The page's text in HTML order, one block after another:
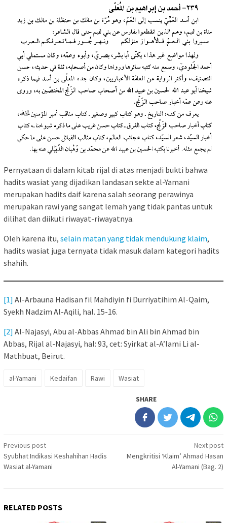
Pernyataan di dalam kitab rijal di atas menjadi bukti bahwa
hadits wasiat yang dijadikan landasan sekte al-Yamani
merupakan hadits daif karena salah seorang perawinya
merupakan rawi yang sangat lemah yang tidak pantas untuk
dilihat dan diikuti riwayat-riwayatnya.
Oleh karena itu, selain matan yang tidak mendukung klaim,
hadits wasiat juga ternyata tidak masuk dalam kategori hadits
shahih.
[1] Al-Arbauna Hadisan fil Mahdiyin fi Durriyatihim Al-Qaim,
Syekh Nadzim Al-Aqili, hal. 15-16.
[2] Al-Najasyi, Abu al-Abbas Ahmad bin Ali bin Ahmad bin
Abbas, Rijal al-Najasyi, hal: 93, cet: Syirkat al-A’lami Li al-
Mathbuat, Beirut.
al-Yamani Kedaifan Rawi Wasiat
SHARE
Post
navigation
Previous post
Syubhat Indikasi Keshahihan Hadis
Wasiat al-Yamani
Next post
Mengkritisi ‘Klaim’ Ahmad Hasan
Al-Yamani (Bag. 2)
RELATED POSTS